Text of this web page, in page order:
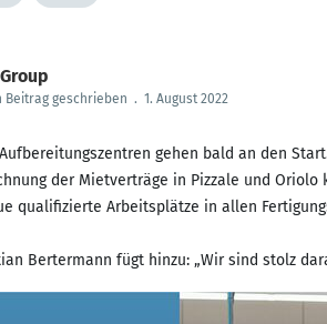
Beitrag geschrieben . 1. August 2022
gehen bald an den
der Mietverträge in Pizzale und
qualifizierte Arbeitsplätze in allen
Bertermann fügt hinzu: „Wir sind stolz